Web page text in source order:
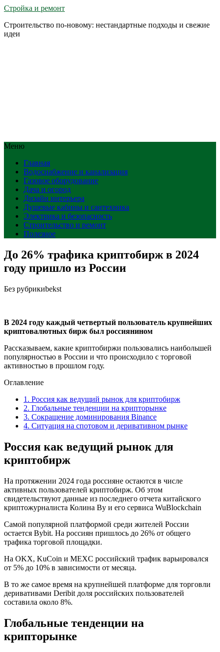
Стройка и ремонт
Строительство по-новому: нестандартные подходы и свежие
идеи
Меню
Главная
Водоснабжение и канализация
Газовое оборудование
Дача и огород
Дизайн интерьера
Душевые кабины и сантехника
Электрика и безопасность
Строительство и ремонт
Полезное
До 26% трафика криптобирж в 2024
году пришло из России
Без рубрикиbekst
В 2024 году каждый четвертый пользователь крупнейших
криптовалютных бирж был россиянином
Рассказываем, какие криптобиржи пользовались наибольшей
популярностью в России и что происходило с торговой
активностью в прошлом году.
Оглавление
1. Россия как ведущий рынок для криптобирж
2. Глобальные тенденции на крипторынке
3. Сокращение доминирования Binance
4. Ситуация на спотовом и деривативном рынке
Россия как ведущий рынок для
криптобирж
На протяжении 2024 года россияне остаются в числе
активных пользователей криптобирж. Об этом
свидетельствуют данные из последнего отчета китайского
криптожурналиста Колина Ву и его сервиса WuBlockchain
Самой популярной платформой среди жителей России
остается Bybit. На россиян пришлось до 26% от общего
трафика торговой площадки.
На OKX, KuCoin и MEXC российский трафик варьировался
от 5% до 10% в зависимости от месяца.
В то же самое время на крупнейшей платформе для торговли
деривативами Deribit доля российских пользователей
составила около 8%.
Глобальные тенденции на
крипторынке